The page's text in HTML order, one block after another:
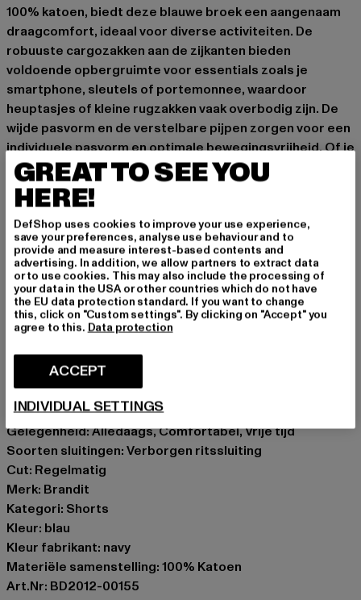
100% katoen, biedt deze blauwe broek een aangenaam
draagcomfort, ideaal voor diverse activiteiten. De
robuuste cargozakken aan de zijkanten bieden
voldoende opbergruimte voor essentials zoals je
smartphone, sleutels of portemonnee, waardoor
heuptasjes of kleine rugzakken vaak overbodig zijn. De
wijde pasvorm en de verstelbare pijpen zorgen voor een
individuele pasvorm en optimale bewegingsvrijheid. Of je
nu afspreekt met vrienden, in je vrije tijd, of onderweg
bent – deze cargoshorts zijn een betrouwbare
metgezel.
stijlvolle 3/4 short in 5-pocket-vorm van Brandit
Sluiting: verborgen ritssluiting
zijzakken
Achterzakken met kliksluiting
opgezette beenzakken aan de zijkant
Knieën omzoomd door naden
pasvorm aan te passen
zacht materiaal biedt optimaal comfort
Gelegenheid: Alledaags, Comfortabel, Vrije tijd
Soorten sluitingen: Verborgen ritssluiting
Cut: Regelmatig
Merk: Brandit
Kategori: Shorts
Kleur: blau
Kleur fabrikant: navy
Materiële samenstelling: 100% Katoen
Art.Nr: BD2012-00155
GREAT TO SEE YOU
HERE!
DefShop uses cookies to improve your use experience,
save your preferences, analyse use behaviour and to
provide and measure interest-based contents and
advertising. In addition, we allow partners to extract data
or to use cookies. This may also include the processing of
your data in the USA or other countries which do not have
the EU data protection standard. If you want to change
this, click on "Custom settings". By clicking on "Accept" you
agree to this. Data protection
ACCEPT
INDIVIDUAL SETTINGS